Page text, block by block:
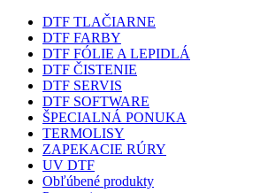
DTF TLAČIARNE
DTF FARBY
DTF FÓLIE A LEPIDLÁ
DTF ČISTENIE
DTF SERVIS
DTF SOFTWARE
ŠPECIALNÁ PONUKA
TERMOLISY
ZAPEKACIE RÚRY
UV DTF
Obľúbené produkty